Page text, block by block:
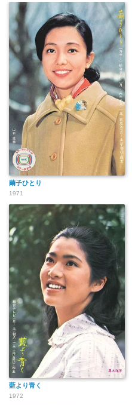
繭子ひとり
1971
藍より青く
1972